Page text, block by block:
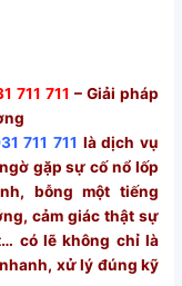
711 711 – Giải pháp
711 711 là dịch vụ
gặp sự cố nổ lốp
bỗng một tiếng
cảm giác thật sự
có lẽ không chỉ là
xử lý đúng kỹ